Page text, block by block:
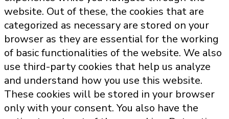
website. Out of these, the cookies that are
categorized as necessary are stored on your
browser as they are essential for the working
of basic functionalities of the website. We also
use third-party cookies that help us analyze
and understand how you use this website.
These cookies will be stored in your browser
only with your consent. You also have the